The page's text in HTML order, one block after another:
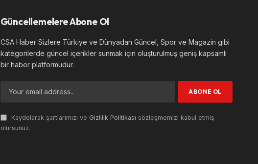
Güncellemelere Abone Ol
CSA Haber Sizlere Türkiye ve Dünyadan Güncel, Spor ve Magazin gibi
kategorilerde güncel içerikler sunmak için oluşturulmuş geniş kapsamlı
bir haber platformudur.
Kaydolarak şartlarımızı ve Gizlilik Politikası sözleşmemizi kabul etmiş
olursunuz.